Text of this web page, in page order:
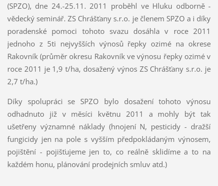
(SPZO), dne 24.-25.11. 2011 proběhl ve Hluku odborně -
vědecký seminář. ZS Chrášťany s.r.o. je členem SPZO a i díky
poradenské pomoci tohoto svazu dosáhla v roce 2011
jednoho z 5ti nejvyšších výnosů řepky ozimé na okrese
Rakovník (průměr okresu Rakovník ve výnosu řepky ozimé v
roce 2011 je 1,9 t/ha, dosažený výnos ZS Chrášťany s.r.o. je
2,7 t/ha.)
Díky spolupráci se SPZO bylo dosažení tohoto výnosu
odhadnuto již v měsíci květnu 2011 a mohly být tak
ušetřeny významné náklady (hnojení N, pesticidy - dražší
fungicidy jen na pole s vyšším předpokládaným výnosem,
pojištění - pojišťujeme jen to, co reálně sklidíme a to na
každém honu, plánování prodejních smluv atd.)